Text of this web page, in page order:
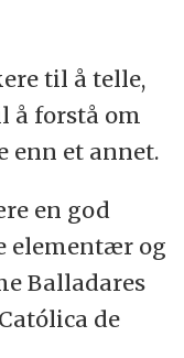
til å telle,
å forstå om
enn et annet.
en god
elementær og
Balladares
de